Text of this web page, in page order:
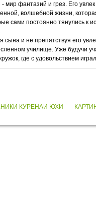
мир фантазий и грез. Его
волшебной жизни,
сами постоянно тянулись к
и не препятствуя его
училище. Уже будучи
где с удовольствием
КУРЕНАИ ЮХИ